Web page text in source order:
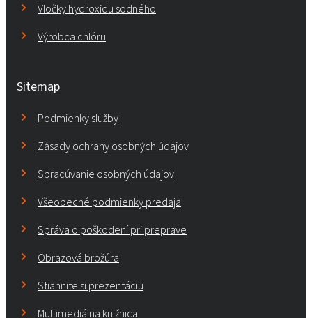
Vločky hydroxidu sodného
Výrobca chlóru
Sitemap
Podmienky služby
Zásady ochrany osobných údajov
Spracúvanie osobných údajov
Všeobecné podmienky predaja
Správa o poškodení pri preprave
Obrazová brožúra
Stiahnite si prezentáciu
Multimediálna knižnica